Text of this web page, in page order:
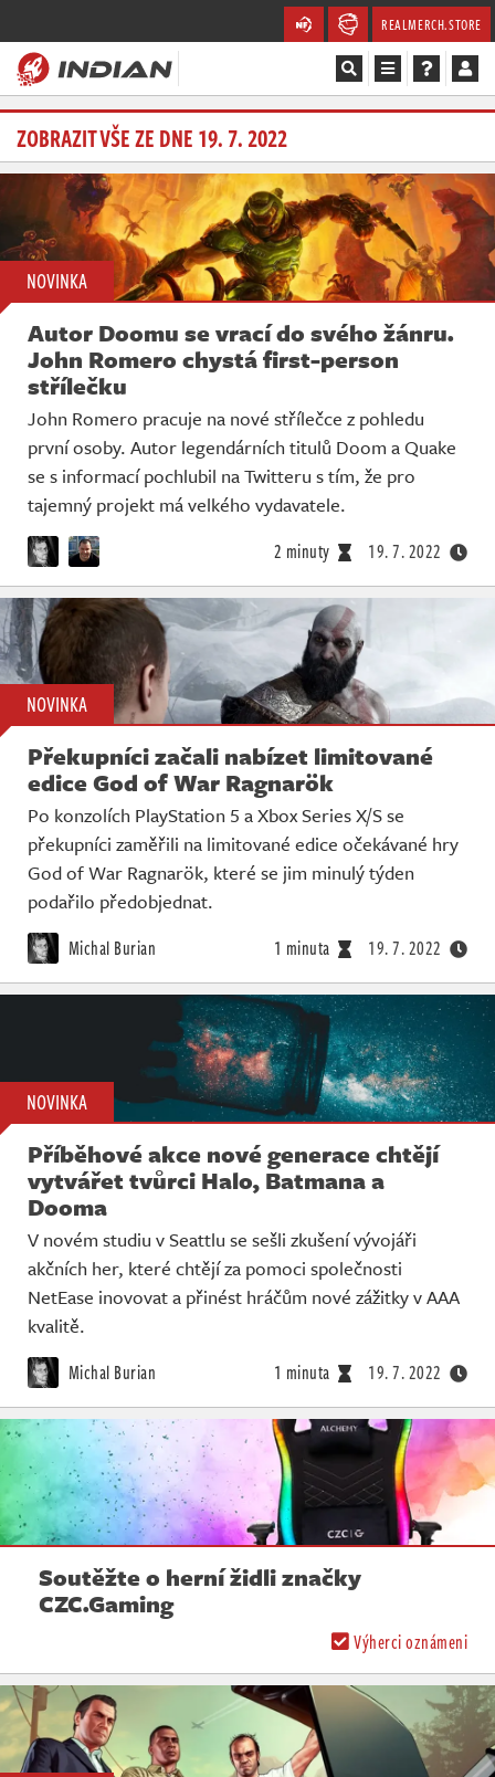
REALMERCH.STORE
Magazín
Recenze
Videa
Soutěže
Databáze
Komunita
Redakce
Živě
ZOBRAZIT VŠE ZE DNE 19. 7. 2022
NOVINKA
Autor Doomu se vrací do svého žánru.
John Romero chystá first-person
střílečku
John Romero pracuje na nové střílečce z pohledu
první osoby. Autor legendárních titulů Doom a Quake
se s informací pochlubil na Twitteru s tím, že pro
tajemný projekt má velkého vydavatele.
2 minuty 19. 7. 2022
NOVINKA
Překupníci začali nabízet limitované
edice God of War Ragnarök
Po konzolích PlayStation 5 a Xbox Series X/S se
překupníci zaměřili na limitované edice očekávané hry
God of War Ragnarök, které se jim minulý týden
podařilo předobjednat.
Michal Burian 1 minuta 19. 7. 2022
NOVINKA
Příběhové akce nové generace chtějí
vytvářet tvůrci Halo, Batmana a
Dooma
V novém studiu v Seattlu se sešli zkušení vývojáři
akčních her, které chtějí za pomoci společnosti
NetEase inovovat a přinést hráčům nové zážitky v AAA
kvalitě.
Michal Burian 1 minuta 19. 7. 2022
Soutěžte o herní židli značky
CZC.Gaming
Výherci oznámeni